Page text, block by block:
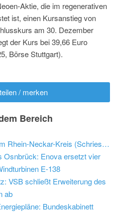
Aktie, die im regenerativen
ist, einen Kursanstieg von
am 30. Dezember
der Kurs bei 39,66 Euro
Börse Stuttgart).
/ merken
Bereich
Stellenangebot Stadt Schriesheim Rhein-Neckar-Kreis (Schriesheim): Energiemanager (m/w/d)
Osnbrück: Enova ersetzt vier
E-138
VSB schließt Erweiterung des
ab
Bundeskabinett